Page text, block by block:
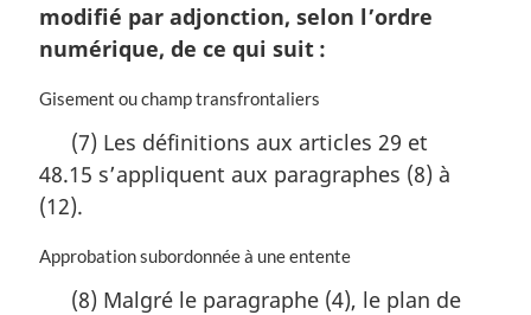
:
modifié par adjonction, selon l’ordre
numérique, de ce qui suit :
N
e
m
a
r
Gisement ou champ transfrontaliers
(7) Les définitions aux articles 29 et
48.15 s’appliquent aux paragraphes (8) à
(12).
N
Approbation subordonnée à une entente
(8) Malgré le paragraphe (4), le plan de